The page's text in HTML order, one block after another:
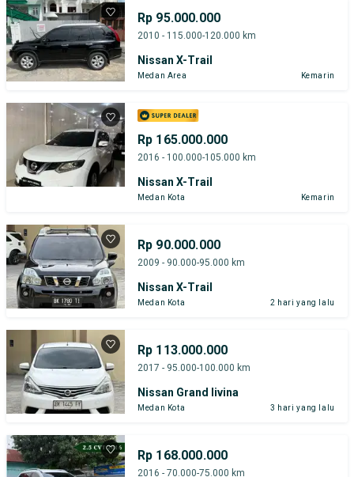
Rp 95.000.000
2010 - 115.000-120.000 km
Nissan X-Trail
Medan Area Kemarin
Rp 165.000.000
2016 - 100.000-105.000 km
Nissan X-Trail
Medan Kota Kemarin
Rp 90.000.000
2009 - 90.000-95.000 km
Nissan X-Trail
Medan Kota 2 hari yang lalu
Rp 113.000.000
2017 - 95.000-100.000 km
Nissan Grand livina
Medan Kota 3 hari yang lalu
Rp 168.000.000
2016 - 70.000-75.000 km